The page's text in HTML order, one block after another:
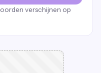
verschijnen op